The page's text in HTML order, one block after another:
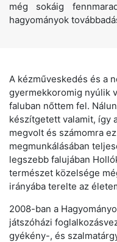
még sokáig
hagyományok
A kézműveskedés és a
gyermekkoromig nyúlik
faluban nőttem fel.
készítgetett valamit, így
megvolt és számomra
megmunkálásában
legszebb falujában
természet közelsége
irányába terelte az
2008-ban a
játszóházi
gyékény-, és